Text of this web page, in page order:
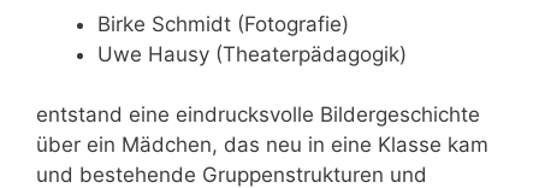
Birke Schmidt (Fotografie)
Uwe Hausy (Theaterpädagogik)
entstand eine eindrucksvolle Bildergeschichte
über ein Mädchen, das neu in eine Klasse kam
und bestehende Gruppenstrukturen und